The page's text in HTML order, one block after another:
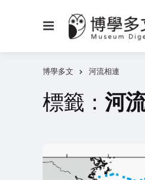
博學多文 河流相連
標籤： 河